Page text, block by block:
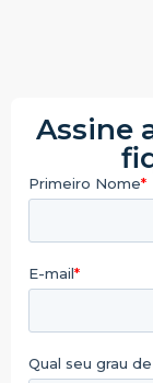
Assine